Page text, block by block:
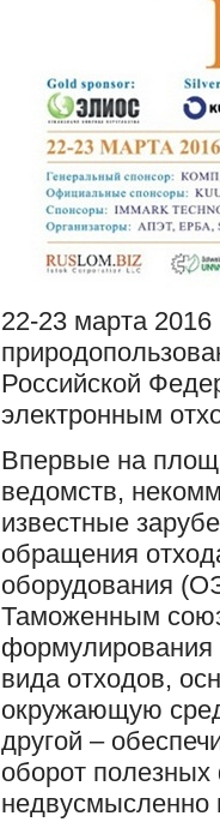
22-23 марта
Российской
электронным
Впервые на
ведомств,
известные
обращения
оборудования (
Таможенным
формулирования
вида отходов,
окружающую
другой –
оборот
недвусмысленно